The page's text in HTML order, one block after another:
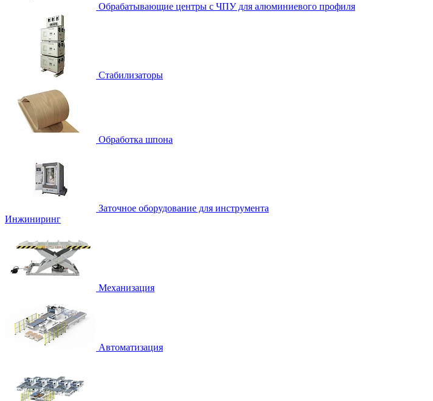
Обрабатывающие центры с ЧПУ для алюминиевого профиля
Стабилизаторы
Обработка шпона
Заточное оборудование для инструмента
Инжиниринг
Механизация
Автоматизация